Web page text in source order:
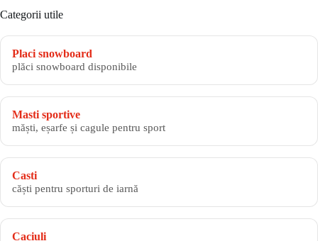
Categorii utile
Placi snowboard
plăci snowboard disponibile
Masti sportive
măști, eșarfe și cagule pentru sport
Casti
căști pentru sporturi de iarnă
Caciuli